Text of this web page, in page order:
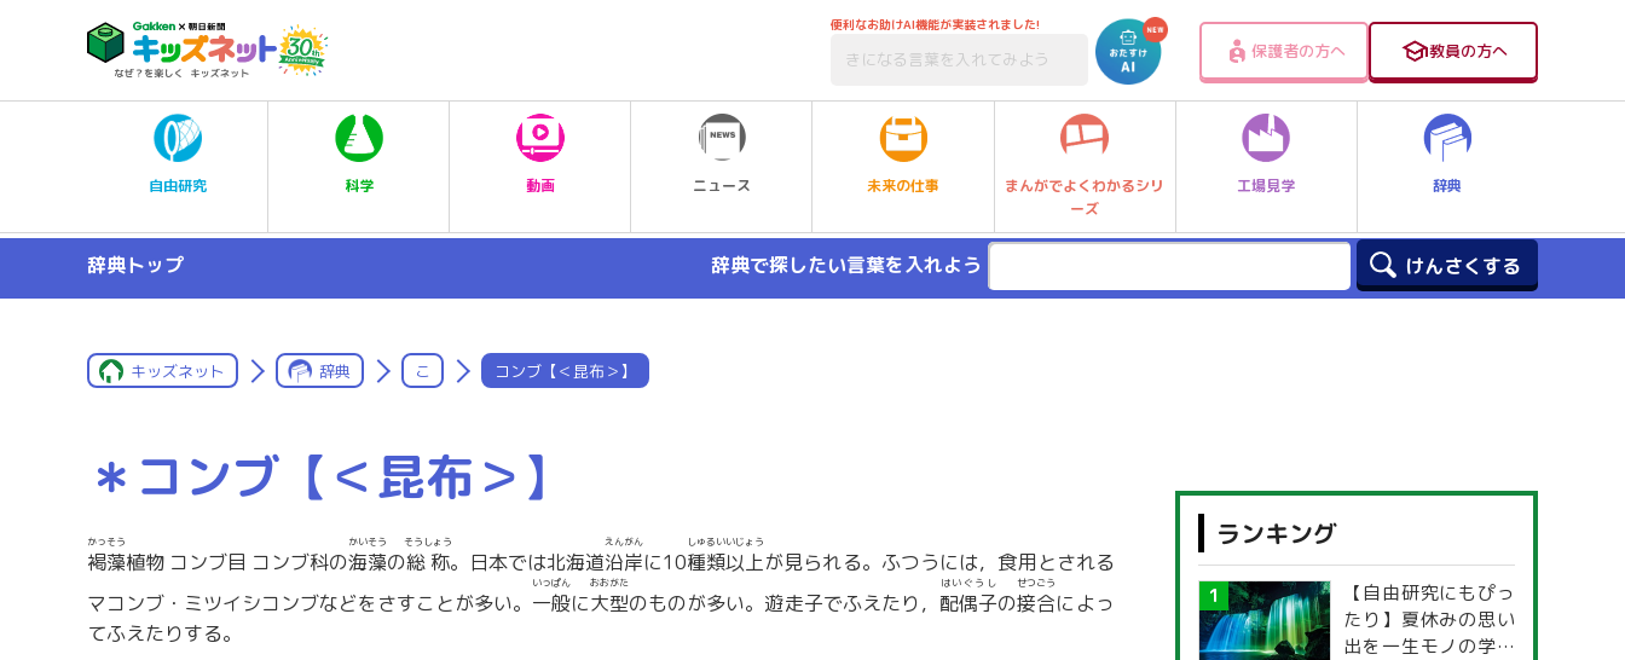
便利なお助けAI機能が実装されました!
保護者の方へ 教員の方へ
自由研究 科学 動画 ニュース 未来の仕事
まんがでよくわかるシリ
ーズ
工場見学 辞典
辞典トップ 辞典で探したい言葉を入れよう
キッズネット 辞典 こ コンブ【＜昆布＞】
＊コンブ【＜昆布＞】
褐藻
かっそう
植物 コンブ目 コンブ科の海藻
かいそう
の総称
そうしょう
。日本では北海道沿岸
えんがん
に10種類以上
しゅるいいじょう
が見られる。ふつうには，食用とされる
マコンブ・ミツイシコンブなどをさすことが多い。 一般
いっぱん
に大型
おおがた
のものが多い。遊走子でふえたり， 配偶子
はいぐうし
の接合
せつごう
によっ
てふえたりする。
ランキング
【自由研究にもぴっ
たり】夏休みの思い
出を一生モノの学び